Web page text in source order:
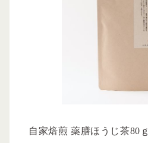
自家焙煎 薬膳ほうじ茶80ｇ